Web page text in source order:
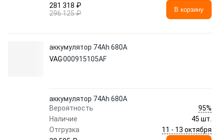
281 318 ₽
296 125 ₽
В корзину
аккумулятор 74Ah 680A
VAG000915105AF
аккумулятор 74Ah 680A
Вероятность
95%
Наличие
45 шт.
Отгрузка
11 - 13 октября